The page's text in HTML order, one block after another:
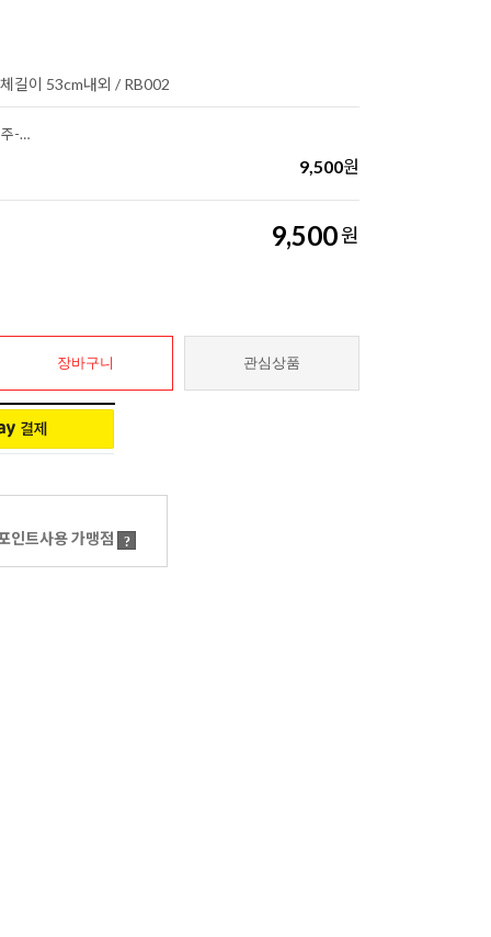
길이 53cm내외 / RB002
가톨릭 장미향 성모님방석 5단묵주-7mm
9,500원
9,500원
장바구니 관심상품
인트사용 가맹점 ?